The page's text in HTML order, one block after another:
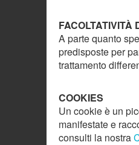
FACOLTATIVITÀ
A parte quanto
predisposte per
trattamento
COOKIES
Un cookie è un
manifestate e
consulti la nostra